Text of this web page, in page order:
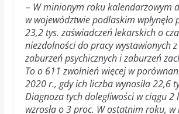
– W minionym roku kalendarzowym
w województwie podlaskim wpłynęło
23,2 tys. zaświadczeń lekarskich o
niezdolności do pracy wystawionych z
zaburzeń psychicznych i zaburzeń
To o 611 zwolnień więcej w
2020 r., gdy ich liczba wynosiła 22,6
Diagnoza tych dolegliwości w ciągu 2
wzrosła o 3 proc. W ostatnim roku, w